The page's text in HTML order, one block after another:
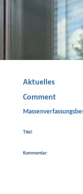
Aktuelles
Comment
Titel:
Kommentar: